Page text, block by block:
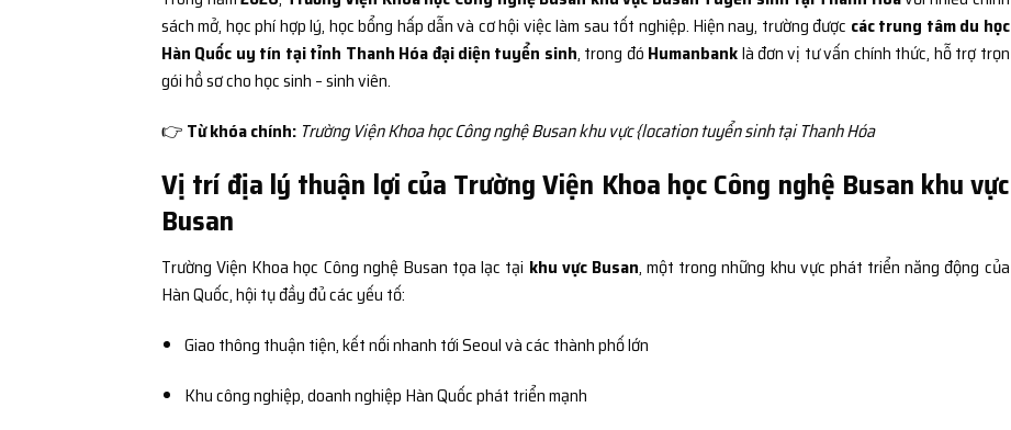
sách mở, học phí hợp lý, học bổng hấp dẫn và cơ hội việc làm sau tốt nghiệp. Hiện nay, trường được các trung tâm du học
Hàn Quốc uy tín tại tỉnh Thanh Hóa đại diện tuyển sinh, trong đó Humanbanklà đơn vị tư vấn chính thức, hỗ trợ trọn
gói hồ sơ cho học sinh – sinh viên.
👉 Từ khóa chính: Trường Viện Khoa học Công nghệ Busan khu vực {location tuyển sinh tại Thanh Hóa
Vị trí địa lý thuận lợi của Trường Viện Khoa học Công nghệ Busan khu vực
Busan
Trường Viện Khoa học Công nghệ Busan tọa lạc tại khu vực Busan, một trong những khu vực phát triển năng động của
Hàn Quốc, hội tụ đầy đủ các yếu tố:
Giao thông thuận tiện, kết nối nhanh tới Seoul và các thành phố lớn
Khu công nghiệp, doanh nghiệp Hàn Quốc phát triển mạnh